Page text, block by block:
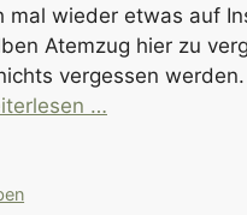
mal wieder etwas auf
Atemzug hier zu
vergessen
…